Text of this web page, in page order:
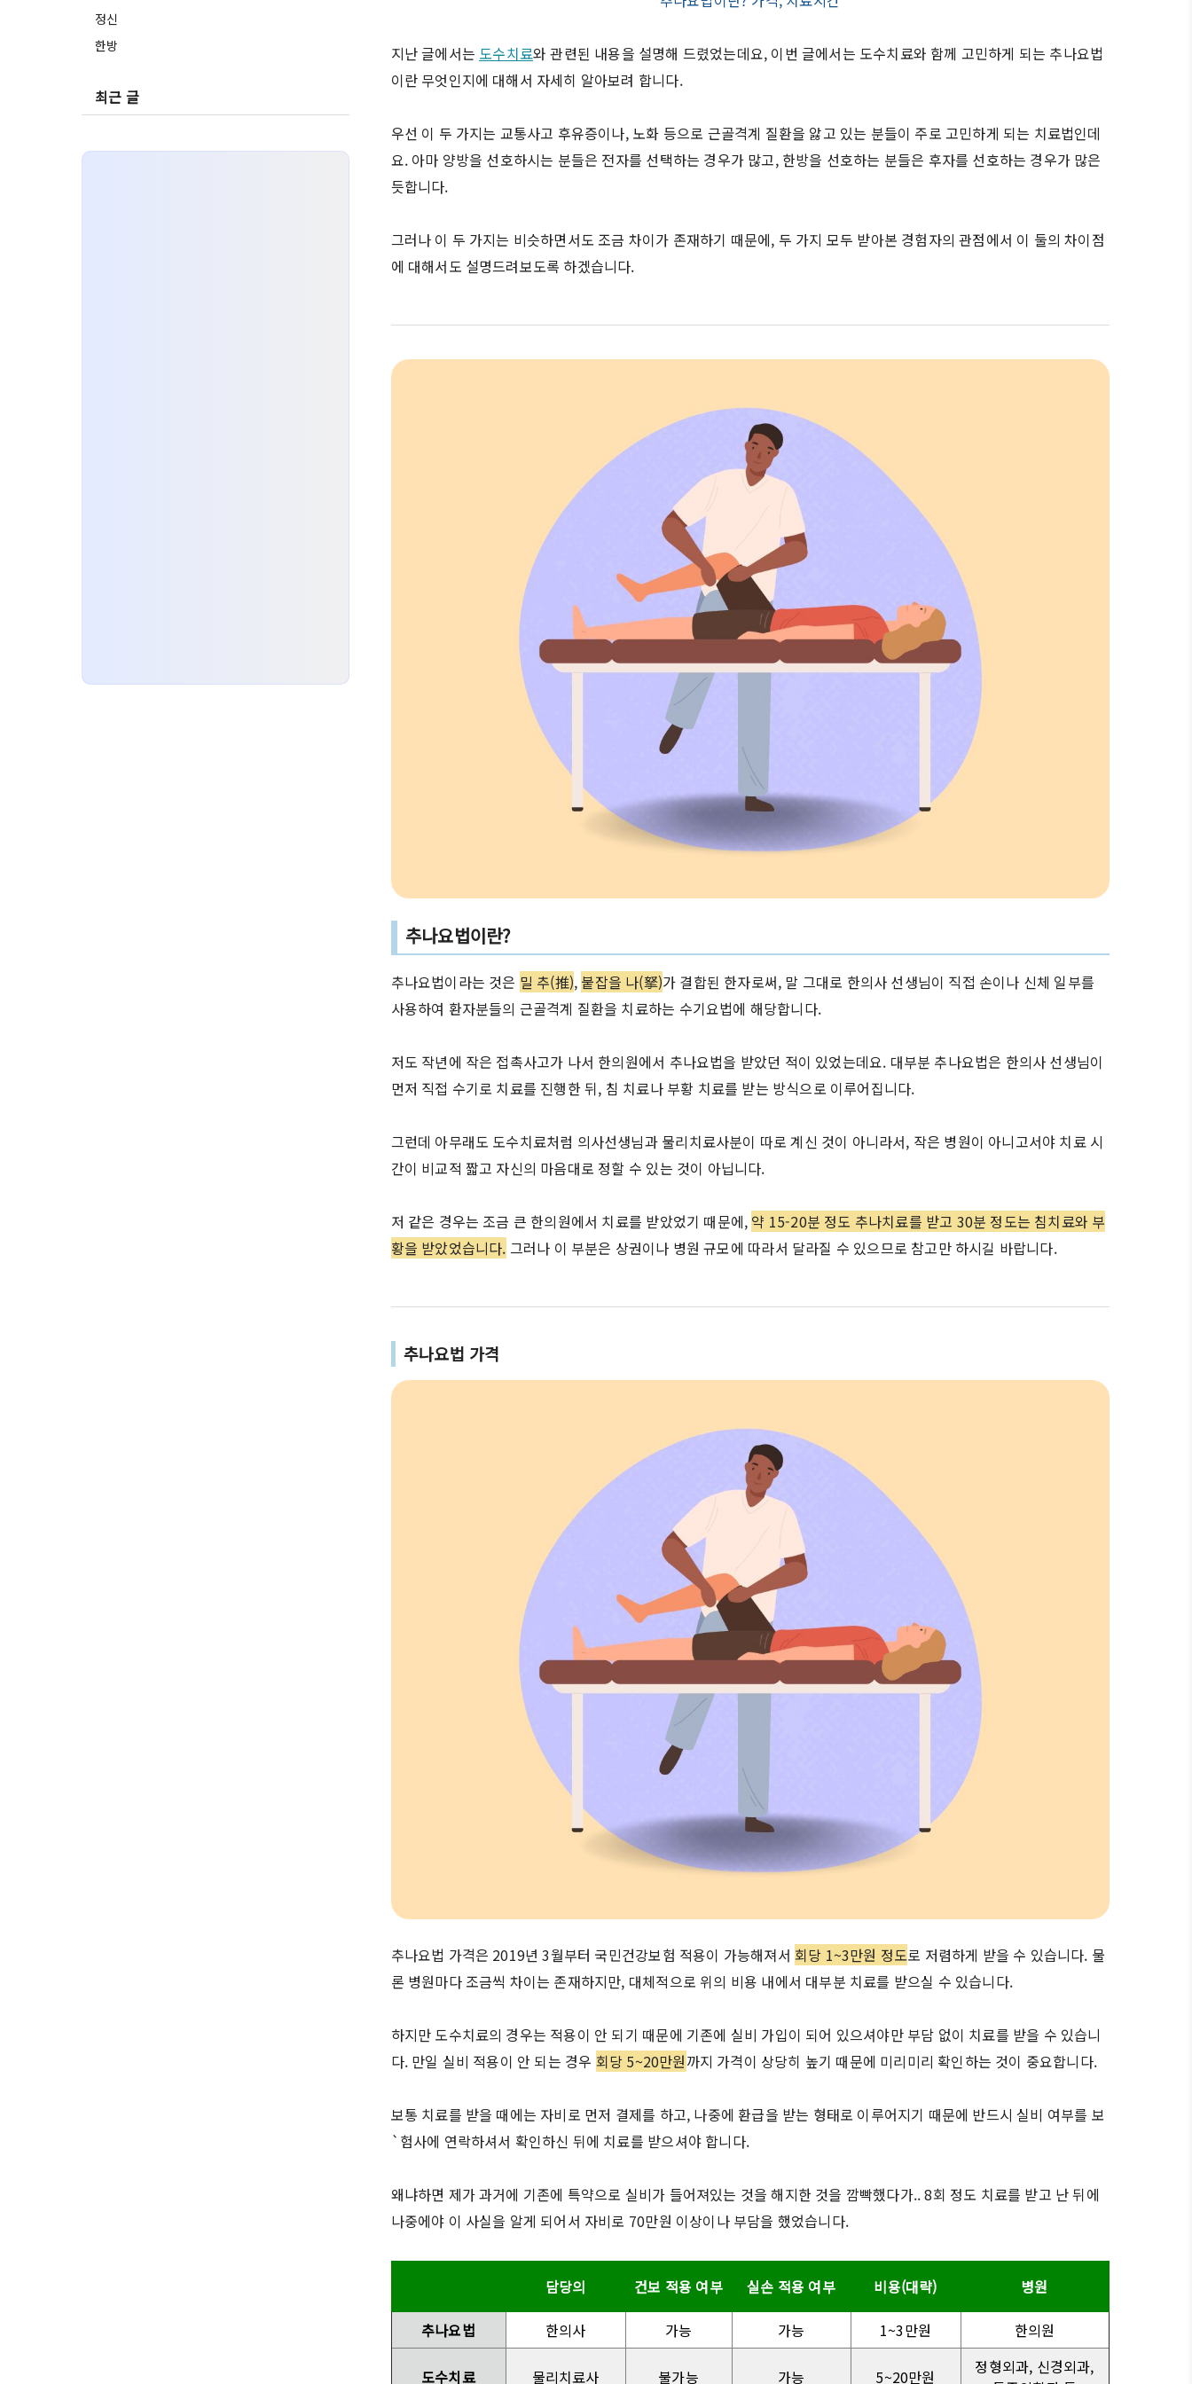
지난 글에서는 도수치료와 관련된 내용을 설명해 드렸었는데요, 이번 글에서는 도수치료와 함께 고민하게 되는 추나요법
이란 무엇인지에 대해서 자세히 알아보려 합니다.
우선 이 두 가지는 교통사고 후유증이나, 노화 등으로 근골격계 질환을 앓고 있는 분들이 주로 고민하게 되는 치료법인데
요. 아마 양방을 선호하시는 분들은 전자를 선택하는 경우가 많고, 한방을 선호하는 분들은 후자를 선호하는 경우가 많은
듯합니다.
그러나 이 두 가지는 비슷하면서도 조금 차이가 존재하기 때문에, 두 가지 모두 받아본 경험자의 관점에서 이 둘의 차이점
에 대해서도 설명드려보도록 하겠습니다.
추나요법이란?
추나요법이라는 것은 밀 추(推), 붙잡을 나(拏)가 결합된 한자로써, 말 그대로 한의사 선생님이 직접 손이나 신체 일부를
사용하여 환자분들의 근골격계 질환을 치료하는 수기요법에 해당합니다.
저도 작년에 작은 접촉사고가 나서 한의원에서 추나요법을 받았던 적이 있었는데요. 대부분 추나요법은 한의사 선생님이
먼저 직접 수기로 치료를 진행한 뒤, 침 치료나 부황 치료를 받는 방식으로 이루어집니다.
그런데 아무래도 도수치료처럼 의사선생님과 물리치료사분이 따로 계신 것이 아니라서, 작은 병원이 아니고서야 치료 시
간이 비교적 짧고 자신의 마음대로 정할 수 있는 것이 아닙니다.
저 같은 경우는 조금 큰 한의원에서 치료를 받았었기 때문에, 약 15-20분 정도 추나치료를 받고 30분 정도는 침치료와 부
황을 받았었습니다. 그러나 이 부분은 상권이나 병원 규모에 따라서 달라질 수 있으므로 참고만 하시길 바랍니다.
추나요법 가격
추나요법 가격은 2019년 3월부터 국민건강보험 적용이 가능해져서 회당 1~3만원 정도로 저렴하게 받을 수 있습니다. 물
론 병원마다 조금씩 차이는 존재하지만, 대체적으로 위의 비용 내에서 대부분 치료를 받으실 수 있습니다.
하지만 도수치료의 경우는 적용이 안 되기 때문에 기존에 실비 가입이 되어 있으셔야만 부담 없이 치료를 받을 수 있습니
다. 만일 실비 적용이 안 되는 경우 회당 5~20만원까지 가격이 상당히 높기 때문에 미리미리 확인하는 것이 중요합니다.
보통 치료를 받을 때에는 자비로 먼저 결제를 하고, 나중에 환급을 받는 형태로 이루어지기 때문에 반드시 실비 여부를 보
`험사에 연락하셔서 확인하신 뒤에 치료를 받으셔야 합니다.
왜냐하면 제가 과거에 기존에 특약으로 실비가 들어져있는 것을 해지한 것을 깜빡했다가.. 8회 정도 치료를 받고 난 뒤에
나중에야 이 사실을 알게 되어서 자비로 70만원 이상이나 부담을 했었습니다.
담당의 건보 적용 여부 실손 적용 여부 비용(대략) 병원
추나요법 한의사 가능 가능 1~3만원 한의원
도수치료 물리치료사 불가능 가능 5~20만원
정형외과, 신경외과,
정신
한방
최근 글